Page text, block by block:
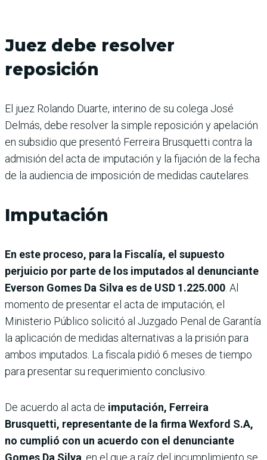
Juez debe resolver
reposición
El juez Rolando Duarte, interino de su colega José
Delmás, debe resolver la simple reposición y apelación
en subsidio que presentó Ferreira Brusquetti contra la
admisión del acta de imputación y la fijación de la fecha
de la audiencia de imposición de medidas cautelares.
Imputación
En este proceso, para la Fiscalía, el supuesto
perjuicio por parte de los imputados al denunciante
Everson Gomes Da Silva es de USD 1.225.000 . Al
momento de presentar el acta de imputación, el
Ministerio Público solicitó al Juzgado Penal de Garantía
la aplicación de medidas alternativas a la prisión para
ambos imputados. La fiscala pidió 6 meses de tiempo
para presentar su requerimiento conclusivo.
De acuerdo al acta de imputación, Ferreira
Brusquetti, representante de la firma Wexford S.A,
no cumplió con un acuerdo con el denunciante
Gomes Da Silva, en el que a raíz del incumplimiento se